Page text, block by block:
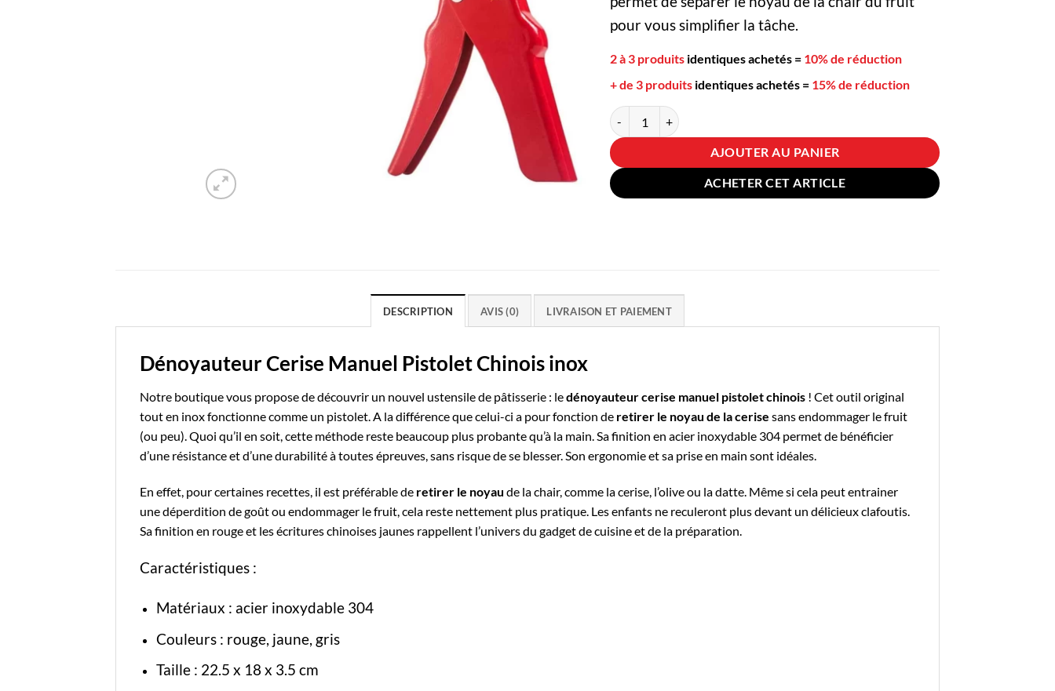
pour vous simplifier la tâche.
2 à 3 produits identiques achetés = 10% de réduction
+ de 3 produits identiques achetés = 15% de réduction
quantité de Dénoyauteur Cerise Manuel Pistolet Chinois
AJOUTER AU PANIER
ACHETER CET ARTICLE
DESCRIPTION AVIS (0) LIVRAISON ET PAIEMENT
Dénoyauteur Cerise Manuel Pistolet Chinois inox
Notre boutiquevous propose de découvrir un nouvel ustensile de pâtisserie : ledénoyauteur cerise manuel pistolet chinois ! Cet outil original
tout en inox fonctionne comme un pistolet. A la différence que celui-ci a pour fonction de retirer le noyau de la cerise sans endommager le fruit
(ou peu). Quoi qu’il en soit, cette méthode reste beaucoup plus probante qu’à la main. Sa finition en acier inoxydable 304 permet de bénéficier
d’une résistance et d’une durabilité à toutes épreuves, sans risque de se blesser. Son ergonomie et sa prise en main sont idéales.
En effet, pour certaines recettes, il est préférable de retirer le noyau de la chair, comme la cerise, l’olive ou la datte. Même si cela peut entrainer
une déperdition de goût ou endommager le fruit, cela reste nettement plus pratique. Les enfants ne reculeront plus devant un délicieux clafoutis.
Sa finition en rouge et les écritures chinoises jaunes rappellent l’univers du gadget de cuisine et de la préparation.
Caractéristiques :
Matériaux : acier inoxydable304
Couleurs : rouge, jaune, gris
Taille : 22.5 x 18 x 3.5 cm